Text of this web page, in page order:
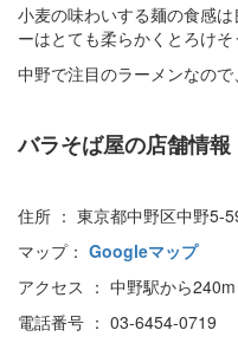
小麦の味わいする麺の食感
ーはとても柔らかくとろけそ
中野で注目のラーメンなので
バラそば屋の店舗情報
住所 ： 東京都中野区中野5-
マップ： Googleマップ
アクセス ： 中野駅から240m
電話番号 ： 03-6454-0719